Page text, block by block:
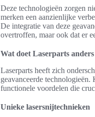
Deze technologieën zorgen
merken een aanzienlijke
De integratie van deze
overtroffen, maar ook dat er
Wat doet Laserparts
Laserparts heeft zich
geavanceerde
functionele voordelen die
Unieke lasersnijtechnieken